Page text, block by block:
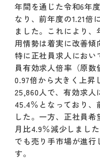
年間を通じた令和6年
なり、前年度の1.21倍
ました。これにより
用情勢は着実に改善傾
特に正社員求人にお
員有効求人倍率（原数
0.97倍から大きく上昇
25,860人で、有効求
45.4％となっており、
した。一方、正社員
月比4.9％減少しまし
でも売り手市場が進行
す。